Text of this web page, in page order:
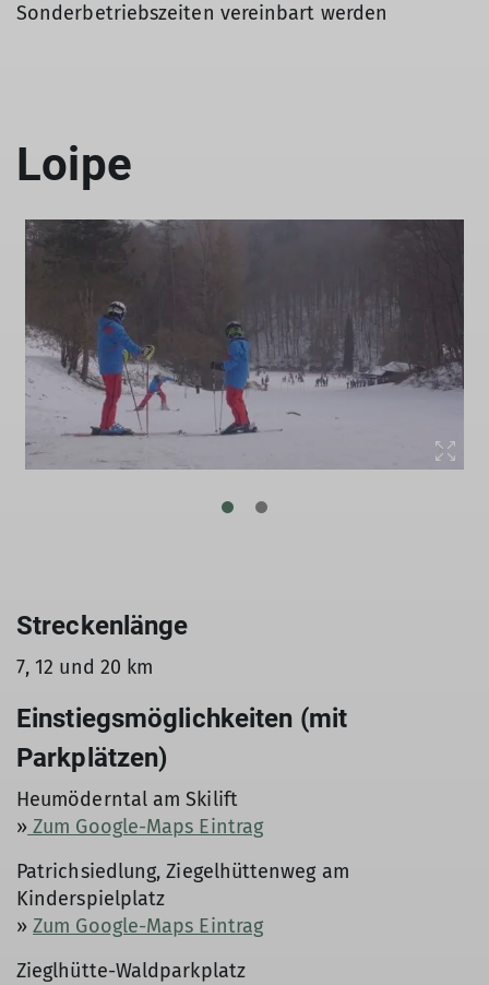
Sonderbetriebszeiten vereinbart werden
Loipe
Streckenlänge
7, 12 und 20 km
Einstiegsmöglichkeiten (mit
Parkplätzen)
Heumöderntal am Skilift
» Zum Google-Maps Eintrag
Patrichsiedlung, Ziegelhüttenweg am
Kinderspielplatz
»Zum Google-Maps Eintrag
Zieglhütte-Waldparkplatz